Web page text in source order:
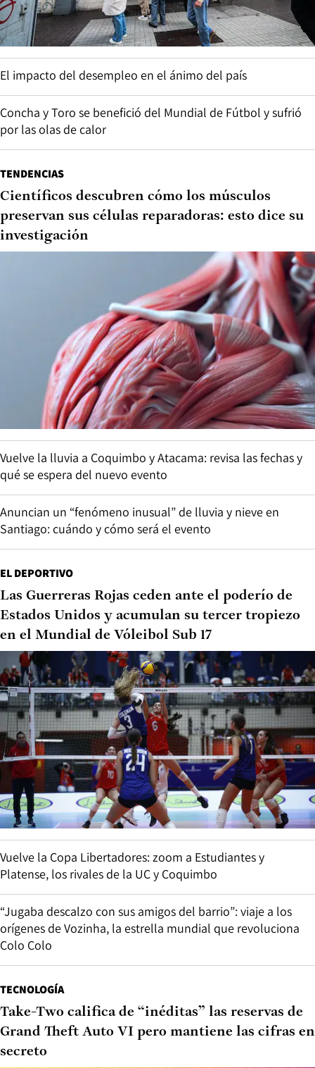
El impacto del desempleo en el ánimo del país
Concha y Toro se benefició del Mundial de Fútbol y sufrió
por las olas de calor
TENDENCIAS
Científicos descubren cómo los músculos
preservan sus células reparadoras: esto dice su
investigación
Vuelve la lluvia a Coquimbo y Atacama: revisa las fechas y
qué se espera del nuevo evento
Anuncian un “fenómeno inusual” de lluvia y nieve en
Santiago: cuándo y cómo será el evento
EL DEPORTIVO
Las Guerreras Rojas ceden ante el poderío de
Estados Unidos y acumulan su tercer tropiezo
en el Mundial de Vóleibol Sub 17
Vuelve la Copa Libertadores: zoom a Estudiantes y
Platense, los rivales de la UC y Coquimbo
“Jugaba descalzo con sus amigos del barrio”: viaje a los
orígenes de Vozinha, la estrella mundial que revoluciona
Colo Colo
TECNOLOGÍA
Take-Two califica de “inéditas” las reservas de
Grand Theft Auto VI pero mantiene las cifras en
secreto